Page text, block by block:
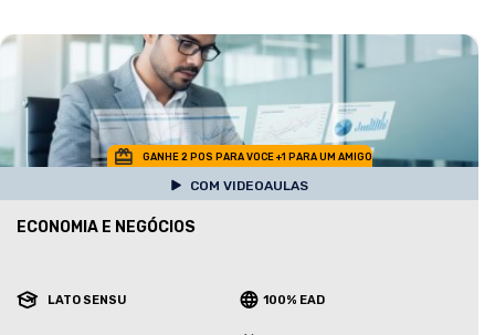
GANHE 2 POS PARA VOCE +1 PARA UM AMIGO
COM VIDEOAULAS
ECONOMIA E NEGÓCIOS
LATO SENSU 100% EAD